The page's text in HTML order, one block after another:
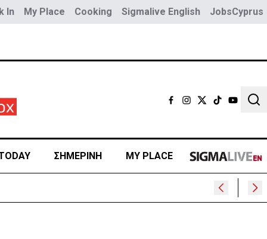
In My Place Cooking Sigmalive English JobsCyprus
ΣΗΜΕΡΙΝΗ MY PLACE